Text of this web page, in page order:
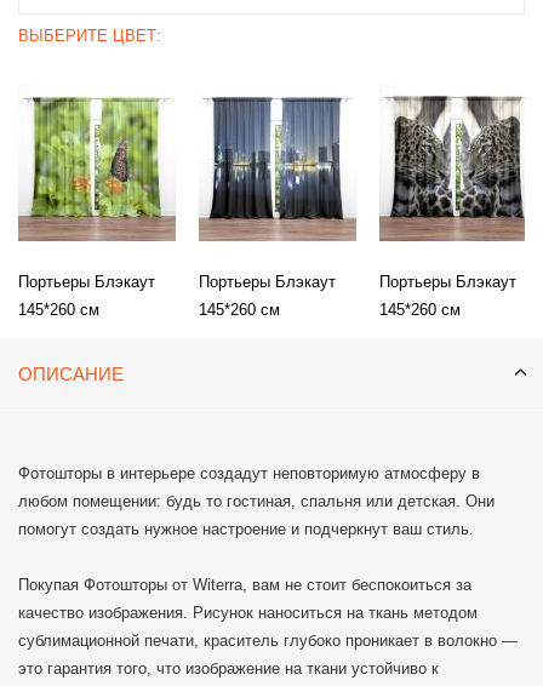
ВЫБЕРИТЕ ЦВЕТ:
Портьеры Блэкаут
145*260 см
Портьеры Блэкаут
145*260 см
Портьеры Блэкаут
145*260 см
ОПИСАНИЕ
Фотошторы в интерьере создадут неповторимую атмосферу в
любом помещении: будь то гостиная, спальня или детская. Они
помогут создать нужное настроение и подчеркнут ваш стиль.
Покупая Фотошторы от Witerra, вам не стоит беспокоиться за
качество изображения. Рисунок наноситься на ткань методом
сублимационной печати, краситель глубоко проникает в волокно —
это гарантия того, что изображение на ткани устойчиво к